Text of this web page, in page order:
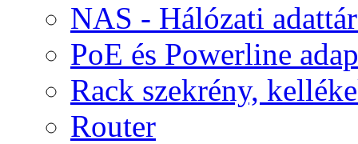
NAS - Hálózati
PoE és Powerline
Rack szekrény,
Router